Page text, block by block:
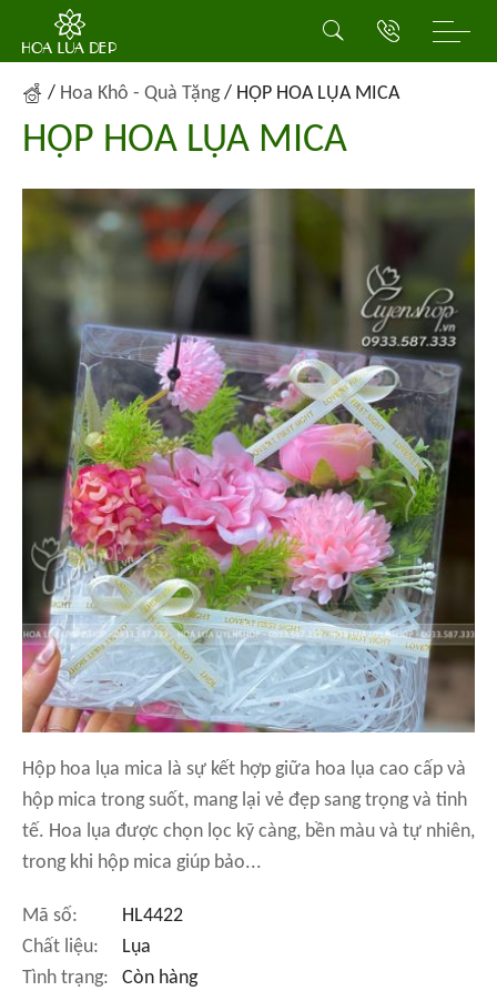
/ Hoa Khô - Quà Tặng / HỘP HOA LỤA MICA
HỘP HOA LỤA MICA
Hộp hoa lụa mica là sự kết hợp giữa hoa lụa cao cấp và
hộp mica trong suốt, mang lại vẻ đẹp sang trọng và tinh
tế. Hoa lụa được chọn lọc kỹ càng, bền màu và tự nhiên,
trong khi hộp mica giúp bảo...
Mã số:
HL4422
Chất liệu:
Lụa
Tình trạng:
Còn hàng